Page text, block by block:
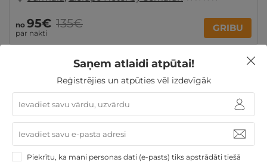
no 95€
par nakti
135€ GRIBU
Skolēnu brīvlaikam Atpūta pie jūras
Derīgs arī
VASARĀ
Dāvanu idejas
Atpūtai Līgo svētkos
Romantiska atpūta pārim
TOP atpūta
Baltijā
Atpūta Latvijā
Saņem atlaidi atpūtai!
Reģistrējies un atpūties vēl izdevīgāk
Piekrītu, ka mani personas dati (e-pasts) tiks apstrādāti tiešā